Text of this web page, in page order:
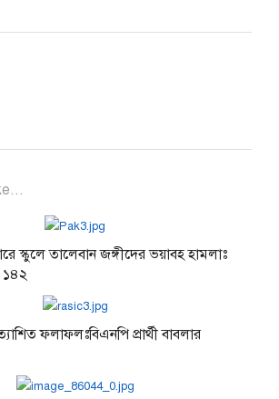
স্কুলে তালেবান জঙ্গীদের ভয়াবহ হামলাঃ
১৪২
ফলাফলঃবিএনপি প্রার্থী বাবলার